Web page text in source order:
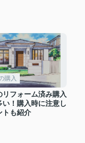
購入
リフォーム済み購入
い！購入時に注意し
トも紹介